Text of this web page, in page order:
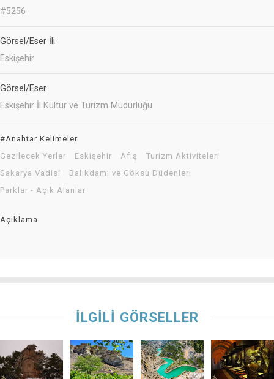
#5256
Görsel/Eser İli
Eskişehir
Görsel/Eser
Eskişehir İl Kültür ve Turizm Müdürlüğü
#Anahtar Kelimeler
Gezilecek Yerler
Eskişehir Afiş
Turizm Aktiviteleri
Sakarya Vadisi
Balıkdamı ve Göksu Düdenleri
Parklar - Açık Alanlar
Açıklama
İLGİLİ GÖRSELLER